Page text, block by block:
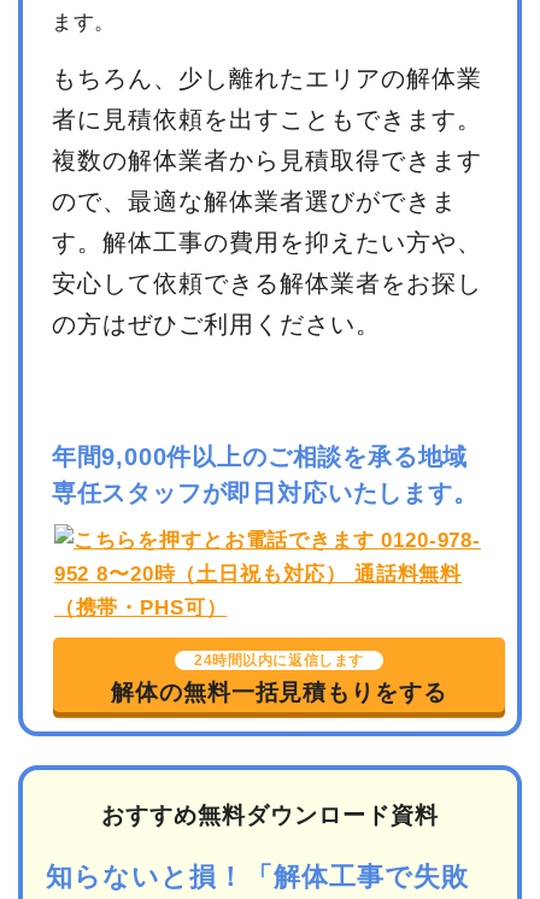
ます。
もちろん、少し離れたエリアの解体業
者に見積依頼を出すこともできます。
複数の解体業者から見積取得できます
ので、最適な解体業者選びができま
す。解体工事の費用を抑えたい方や、
安心して依頼できる解体業者をお探し
の方はぜひご利用ください。
年間9,000件以上のご相談を承る地域
専任スタッフが即日対応いたします。
24時間以内に返信します
解体の無料一括見積もりをする
おすすめ無料ダウンロード資料
知らないと損！「解体工事で失敗